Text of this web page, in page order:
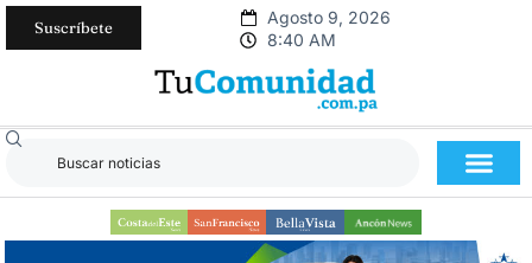
Suscríbete
Agosto 9, 2026
8:40 AM